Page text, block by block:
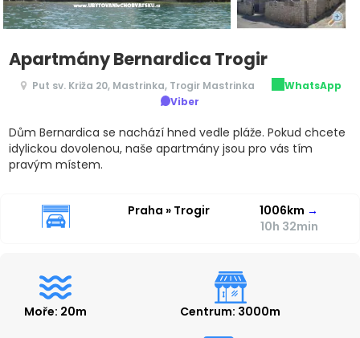
Apartmány Bernardica Trogir
Put sv. Križa 20, Mastrinka, Trogir Mastrinka
WhatsApp
Viber
Dům Bernardica se nachází hned vedle pláže. Pokud chcete
idylickou dovolenou, naše apartmány jsou pro vás tím
pravým místem.
Praha » Trogir 1006km →
10h 32min
Moře: 20m Centrum: 3000m